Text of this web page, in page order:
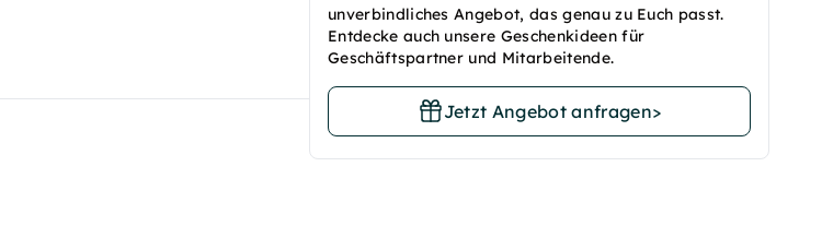
unverbindliches Angebot, das genau zu Euch passt.
Entdecke auch unsere Geschenkideen für
Geschäftspartner und Mitarbeitende.
Jetzt Angebot anfragen>